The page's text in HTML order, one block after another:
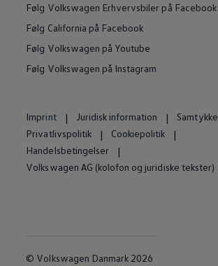
Følg Volkswagen Erhvervsbiler på Facebook
Følg California på Facebook
Følg Volkswagen på Youtube
Følg Volkswagen på Instagram
Imprint Juridisk information
Samtykke
Privatlivspolitik
Cookiepolitik
Handelsbetingelser
Volkswagen AG (kolofon og juridiske tekster)
© Volkswagen Danmark 2026